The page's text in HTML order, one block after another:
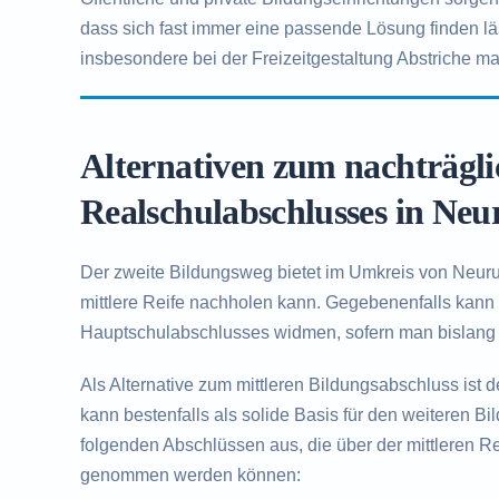
dass sich fast immer eine passende Lösung finden
insbesondere bei der Freizeitgestaltung Abstriche
Alternativen zum
Realschulabschlusses in
Der zweite Bildungsweg bietet im Umkreis von
mittlere Reife nachholen kann. Gegebenenfalls
Hauptschulabschlusses widmen, sofern man
Als Alternative zum mittleren Bildungsabschluss ist
kann bestenfalls als solide Basis für den weiteren
folgenden Abschlüssen aus, die über der mittleren
genommen werden können: